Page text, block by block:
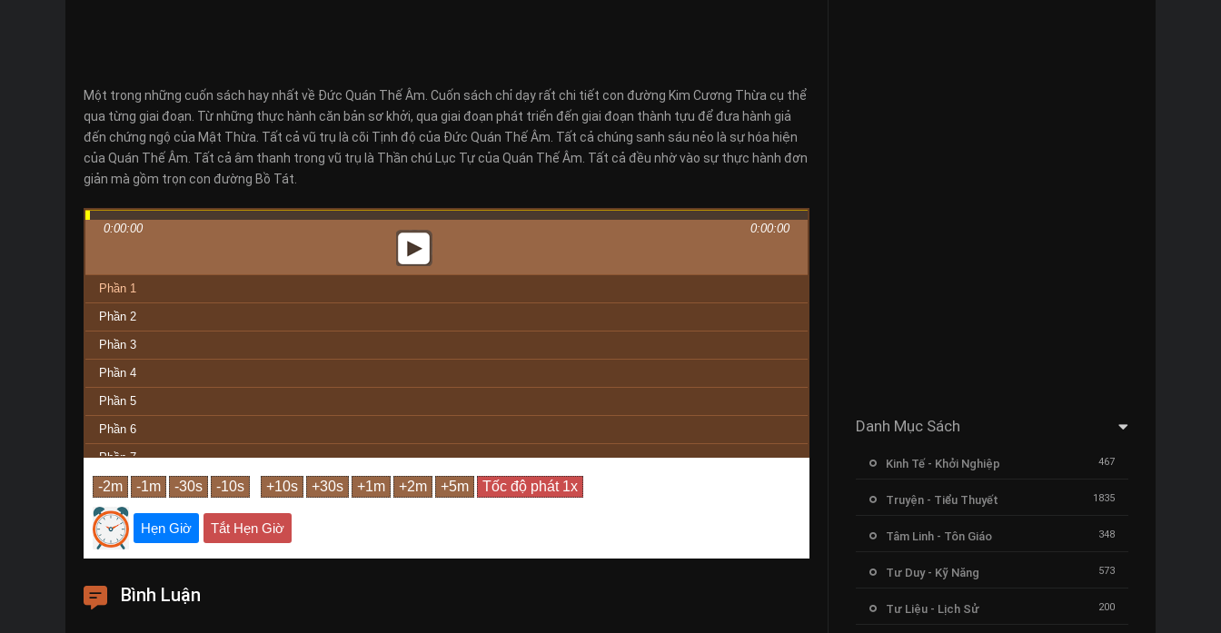
Một trong những cuốn sách hay nhất về Đức Quán Thế Âm. Cuốn sách chỉ dạy rất chi tiết con đường Kim Cương Thừa cụ thể
qua từng giai đoạn. Từ những thực hành căn bản sơ khởi, qua giai đoạn phát triển đến giai đoạn thành tựu để đưa hành giả
đến chứng ngộ của Mật Thừa. Tất cả vũ trụ là cõi Tịnh độ của Đức Quán Thế Âm. Tất cả chúng sanh sáu nẻo là sự hóa hiện
của Quán Thế Âm. Tất cả âm thanh trong vũ trụ là Thần chú Lục Tự của Quán Thế Âm. Tất cả đều nhờ vào sự thực hành đơn
giản mà gồm trọn con đường Bồ Tát.
0:00:00 0:00:00
Phần 1
Phần 2
Phần 3
Phần 4
Phần 5
Phần 6
Phần 7
Phần Cuối
Hẹn Giờ Tắt Hẹn Giờ
Bình Luận
Danh Mục Sách
Kinh Tế - Khởi Nghiệp 467
Truyện - Tiểu Thuyết 1835
Tâm Linh - Tôn Giáo 348
Tư Duy - Kỹ Năng 573
Tư Liệu - Lịch Sử 200